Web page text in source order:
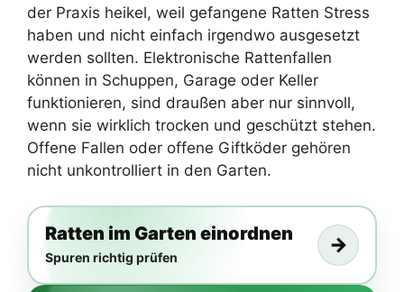
der Praxis heikel, weil gefangene Ratten Stress
haben und nicht einfach irgendwo ausgesetzt
werden sollten. Elektronische Rattenfallen
können in Schuppen, Garage oder Keller
funktionieren, sind draußen aber nur sinnvoll,
wenn sie wirklich trocken und geschützt stehen.
Offene Fallen oder offene Giftköder gehören
nicht unkontrolliert in den Garten.
Ratten im Garten einordnen
Spuren richtig prüfen
→